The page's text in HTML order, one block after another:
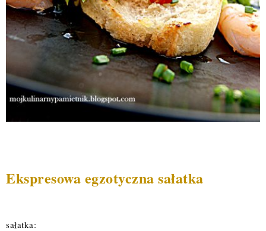
Ekspresowa egzotyczna sałatka
sałatka: